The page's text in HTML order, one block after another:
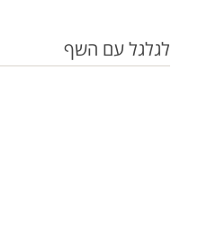
לגלגל עם השף